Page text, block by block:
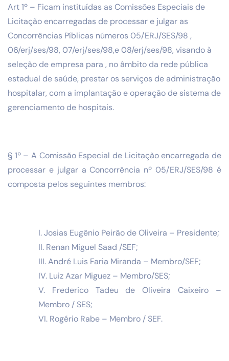
Art 1º – Ficam instituídas as Comissões Especiais de
Licitação encarregadas de processar e julgar as
Concorrências Píblicas números 05/ERJ/SES/98 ,
06/erj/ses/98, 07/erj/ses/98,e 08/erj/ses/98, visando à
seleção de empresa para , no âmbito da rede pública
estadual de saúde, prestar os serviços de administração
hospitalar, com a implantação e operação de sistema de
gerenciamento de hospitais.
§ 1º – A Comissão Especial de Licitação encarregada de
processar e julgar a Concorrência nº 05/ERJ/SES/98 é
composta pelos seguintes membros:
I. Josias Eugênio Peirão de Oliveira – Presidente;
II. Renan Miguel Saad /SEF;
III. André Luis Faria Miranda – Membro/SEF;
IV. Luiz Azar Miguez – Membro/SES;
V. Frederico Tadeu de Oliveira Caixeiro –
Membro / SES;
VI. Rogério Rabe – Membro / SEF.